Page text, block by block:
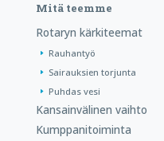
Mitä teemme
Rotaryn kärkiteemat
Rauhantyö
Sairauksien torjunta
Puhdas vesi
Kansainvälinen vaihto
Kumppanitoiminta